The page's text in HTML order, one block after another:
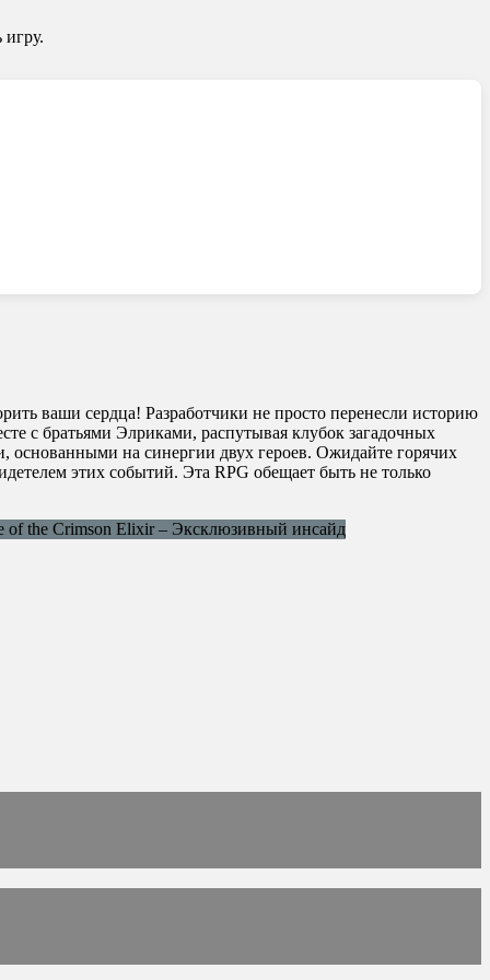
ваши сердца! Разработчики не просто перенесли историю
с братьями Элриками, распутывая клубок загадочных
на синергии двух героев. Ожидайте горячих
этих событий. Эта RPG обещает быть не только